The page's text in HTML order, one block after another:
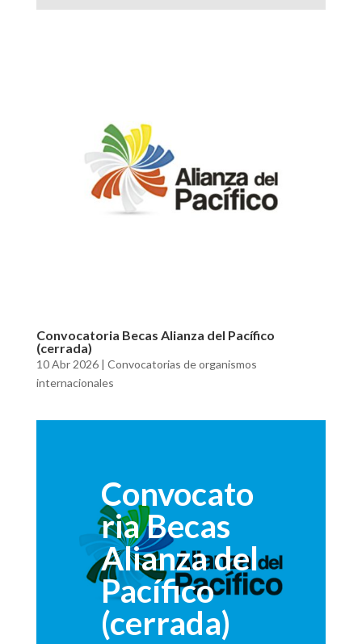
Convocatoria Becas Alianza del Pacífico
(cerrada)
10 Abr 2026| Convocatorias de organismos
internacionales
Convocato
ria Becas
Alianza del
Pacífico
(cerrada)